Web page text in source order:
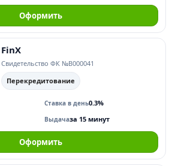
Оформить
FinX
Свидетельство ФК №В000041
Перекредитование
Ставка в день0.3%
Выдачаза 15 минут
Оформить